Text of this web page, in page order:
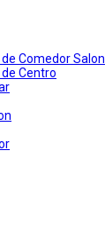
de Comedor Salon
Centro